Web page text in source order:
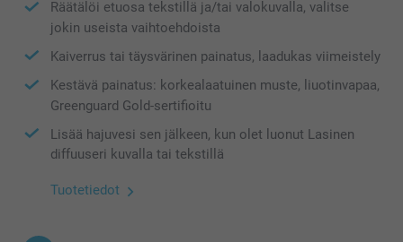
Räätälöi etuosa tekstillä ja/tai valokuvalla, valitse
jokin useista vaihtoehdoista
Kaiverrus tai täysvärinen painatus, laadukas viimeistely
Kestävä painatus: korkealaatuinen muste, liuotinvapaa,
Greenguard Gold-sertifioitu
Lisää hajuvesi sen jälkeen, kun olet luonut Lasinen
diffuuseri kuvalla tai tekstillä
Tuotetiedot